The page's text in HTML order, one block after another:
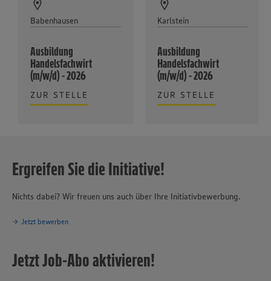
Babenhausen
Ausbildung
Handelsfachwirt
(m/w/d) - 2026
ZUR STELLE
Karlstein
Ausbildung
Handelsfachwirt
(m/w/d) - 2026
ZUR STELLE
Ergreifen Sie die Initiative!
Nichts dabei? Wir freuen uns auch über Ihre Initiativbewerbung.
Jetzt bewerben
Jetzt Job-Abo aktivieren!